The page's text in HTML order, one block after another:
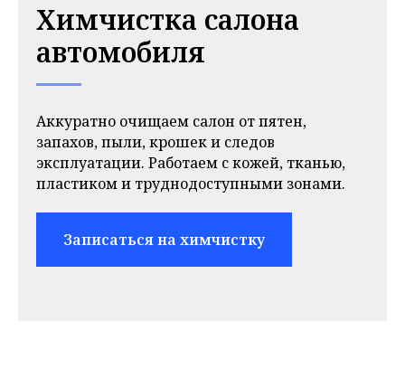
Химчистка салона
автомобиля
Аккуратно очищаем салон от пятен,
запахов, пыли, крошек и следов
эксплуатации. Работаем с кожей, тканью,
пластиком и труднодоступными зонами.
Записаться на химчистку